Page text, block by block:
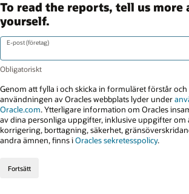
To read the reports, tell us more
yourself.
E-post (företag)
Genom att fylla i och skicka in formuläret förstår
användningen av Oracles webbplats lyder under
Oracle.com. Ytterligare information om Oracles
av dina personliga uppgifter, inklusive uppgifter om
korrigering, borttagning, säkerhet,
andra ämnen, finns iOracles sekretesspolicy.
Fortsätt